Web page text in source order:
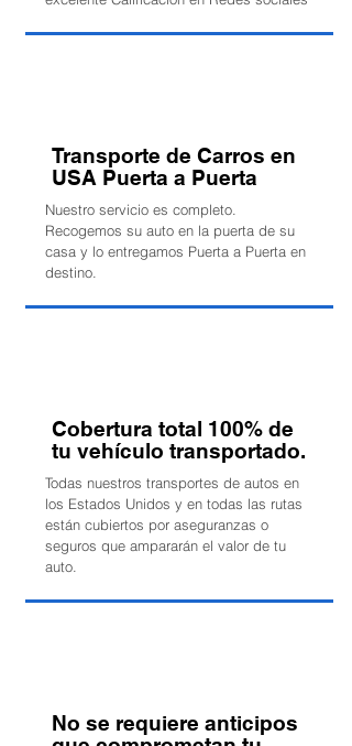
Transporte de Carros en
USA Puerta a Puerta
Nuestro servicio es completo.
Recogemos su auto en la puerta de su
casa y lo entregamos Puerta a Puerta en
destino.
Cobertura total 100% de
tu vehículo transportado.
Todas nuestros transportes de autos en
los Estados Unidos y en todas las rutas
están cubiertos por aseguranzas o
seguros que ampararán el valor de tu
auto.
No se requiere anticipos